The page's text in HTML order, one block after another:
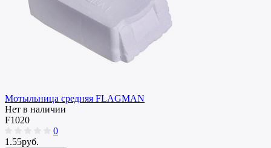
Мотыльница средняя FLAGMAN
Нет в наличии
F1020
0
1.55руб.